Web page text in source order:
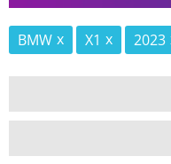
BMW X1 2023